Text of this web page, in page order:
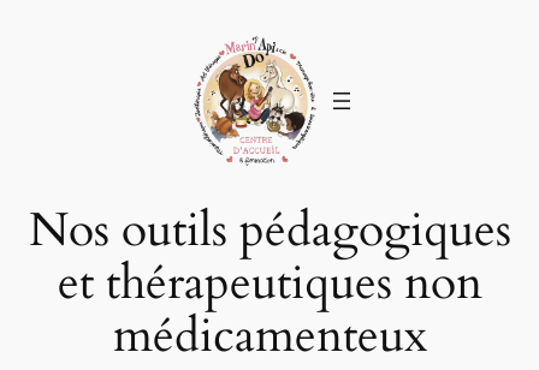
Nos outils pédagogiques
et thérapeutiques non
médicamenteux